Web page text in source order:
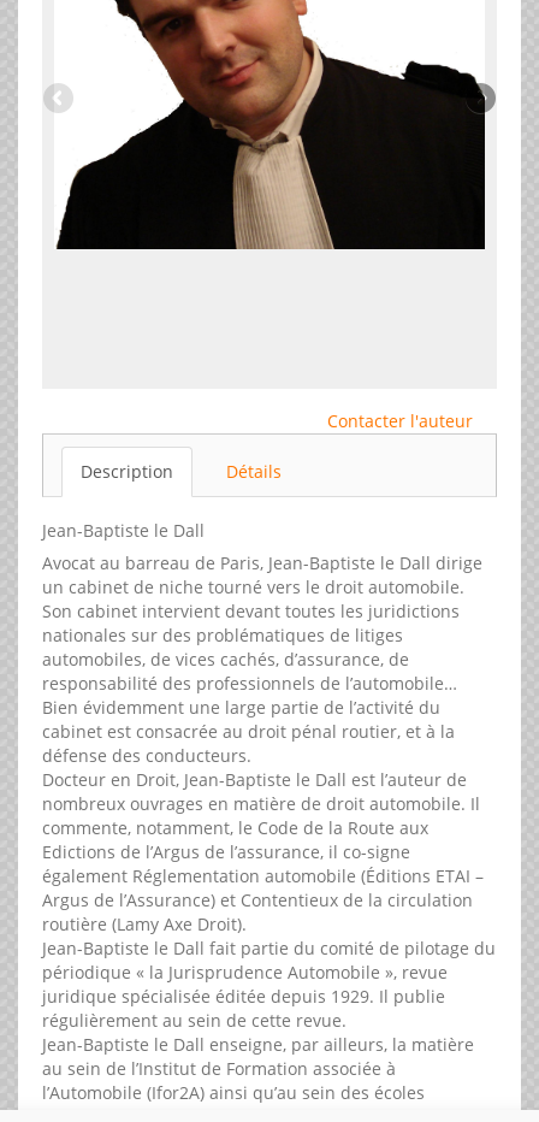
Contacter l'auteur
Description Détails
Jean-Baptiste le Dall
Avocat au barreau de Paris, Jean-Baptiste le Dall dirige
un cabinet de niche tourné vers le droit automobile.
Son cabinet intervient devant toutes les juridictions
nationales sur des problématiques de litiges
automobiles, de vices cachés, d’assurance, de
responsabilité des professionnels de l’automobile…
Bien évidemment une large partie de l’activité du
cabinet est consacrée au droit pénal routier, et à la
défense des conducteurs.
Docteur en Droit, Jean-Baptiste le Dall est l’auteur de
nombreux ouvrages en matière de droit automobile. Il
commente, notamment, le Code de la Route aux
Edictions de l’Argus de l’assurance, il co-signe
également Réglementation automobile (Éditions ETAI –
Argus de l’Assurance) et Contentieux de la circulation
routière (Lamy Axe Droit).
Jean-Baptiste le Dall fait partie du comité de pilotage du
périodique « la Jurisprudence Automobile », revue
juridique spécialisée éditée depuis 1929. Il publie
régulièrement au sein de cette revue.
Jean-Baptiste le Dall enseigne, par ailleurs, la matière
au sein de l’Institut de Formation associée à
l’Automobile (Ifor2A) ainsi qu’au sein des écoles